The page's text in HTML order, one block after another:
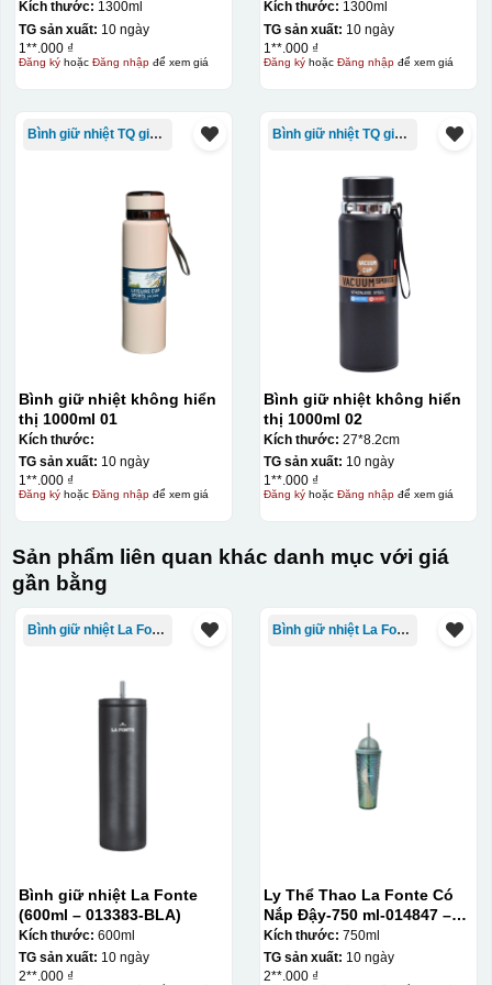
Kích thước: 1300ml
TG sản xuất: 10 ngày
1**.000 ₫
Đăng kýhoặc Đăng nhậpđể xem giá
Kích thước: 1300ml
TG sản xuất: 10 ngày
1**.000 ₫
Đăng kýhoặc Đăng nhậpđể xem giá
Bình giữ nhiệt TQ giá rẻ
Bình giữ nhiệt không hiển
thị 1000ml 01
Kích thước:
TG sản xuất: 10 ngày
1**.000 ₫
Đăng kýhoặc Đăng nhậpđể xem giá
Bình giữ nhiệt TQ giá rẻ
Bình giữ nhiệt không hiển
thị 1000ml 02
Kích thước: 27*8.2cm
TG sản xuất: 10 ngày
1**.000 ₫
Đăng kýhoặc Đăng nhậpđể xem giá
Sản phẩm liên quan khác danh mục với giá
gần bằng
Bình giữ nhiệt La Fonte
Bình giữ nhiệt La Fonte
(600ml – 013383-BLA)
Kích thước: 600ml
TG sản xuất: 10 ngày
2**.000 ₫
Bình giữ nhiệt La Fonte
Ly Thể Thao La Fonte Có
Nắp Đậy-750 ml-014847 –
GRA
Kích thước: 750ml
TG sản xuất: 10 ngày
2**.000 ₫